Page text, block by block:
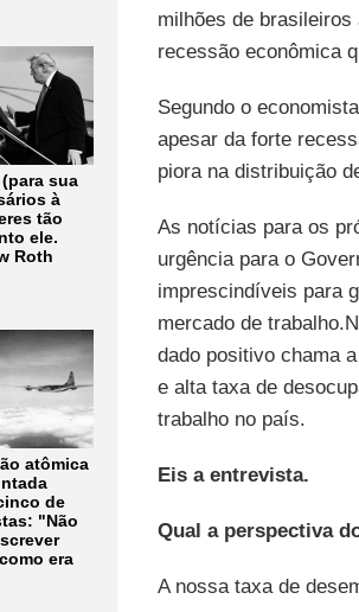
sua
à
tão
ele.
Roth
atômica
de
"Não
era
milhões de
recessão econômica
Segundo o economista
apesar da forte
piora na distribuição
As notícias para os
urgência para o
imprescindíveis para
mercado de
dado positivo chama
e alta taxa de
trabalho no país.
Eis a entrevista.
Qual a perspectiva
A nossa taxa de